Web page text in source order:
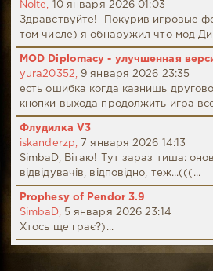
Nolte,
10 января 2026 01:03
Здравствуйте! Покурив игровые
том числе) я обнаружил что мод
MOD Diplomacy - улучшенная
yura20352,
9 января 2026 23:35
есть ошибка когда казнишь
кнопки выхода продолжить игра
Флудилка V3
iskanderzp,
7 января 2026 14:13
SimbaD, Вітаю! Тут зараз тиша:
відвідувачів, відповідно, теж...(((...
Prophesy of Pendor 3.9
SimbaD,
5 января 2026 23:14
Хтось ще грає?)...